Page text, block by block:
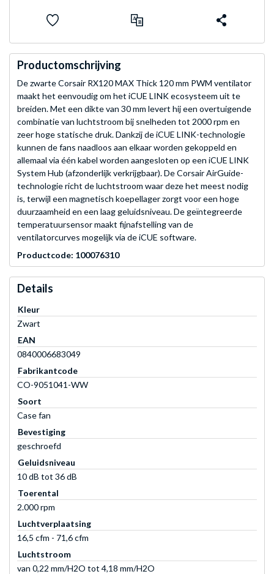
Productomschrijving
De zwarte Corsair RX120 MAX Thick 120 mm PWM ventilator
maakt het eenvoudig om het iCUE LINK ecosysteem uit te
breiden. Met een dikte van 30 mm levert hij een overtuigende
combinatie van luchtstroom bij snelheden tot 2000 rpm en
zeer hoge statische druk. Dankzij de iCUE LINK-technologie
kunnen de fans naadloos aan elkaar worden gekoppeld en
allemaal via één kabel worden aangesloten op een iCUE LINK
System Hub (afzonderlijk verkrijgbaar). De Corsair AirGuide-
technologie richt de luchtstroom waar deze het meest nodig
is, terwijl een magnetisch koepellager zorgt voor een hoge
duurzaamheid en een laag geluidsniveau. De geïntegreerde
temperatuursensor maakt fijnafstelling van de
ventilatorcurves mogelijk via de iCUE software.
Productcode: 100076310
Details
Kleur
Zwart
EAN
0840006683049
Fabrikantcode
CO-9051041-WW
Soort
Case fan
Bevestiging
geschroefd
Geluidsniveau
10 dB tot 36 dB
Toerental
2.000 rpm
Luchtverplaatsing
16,5 cfm - 71,6 cfm
Luchtstroom
van 0,22 mm/H2O tot 4,18 mm/H2O